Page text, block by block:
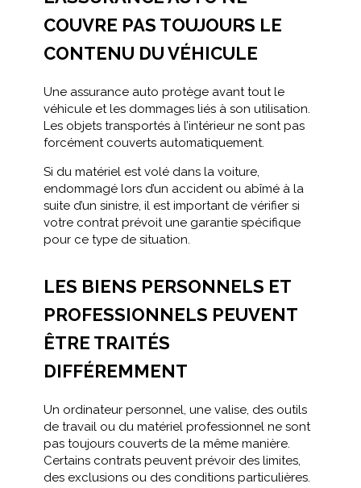
COUVRE PAS TOUJOURS LE
CONTENU DU VÉHICULE
Une assurance auto protège avant tout le
véhicule et les dommages liés à son utilisation.
Les objets transportés à l’intérieur ne sont pas
forcément couverts automatiquement.
Si du matériel est volé dans la voiture,
endommagé lors d’un accident ou abîmé à la
suite d’un sinistre, il est important de vérifier si
votre contrat prévoit une garantie spécifique
pour ce type de situation.
LES BIENS PERSONNELS ET
PROFESSIONNELS PEUVENT
ÊTRE TRAITÉS
DIFFÉREMMENT
Un ordinateur personnel, une valise, des outils
de travail ou du matériel professionnel ne sont
pas toujours couverts de la même manière.
Certains contrats peuvent prévoir des limites,
des exclusions ou des conditions particulières.